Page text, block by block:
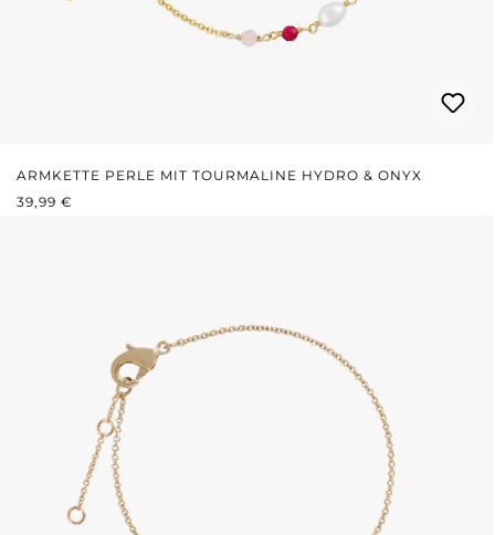
ARMKETTE PERLE MIT TOURMALINE HYDRO & ONYX
REGULÄRER PREIS:
39,99 €